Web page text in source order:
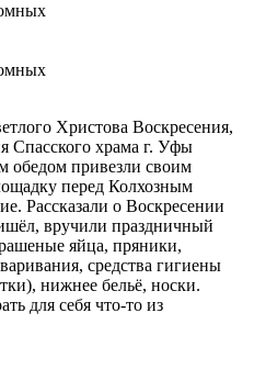
Христова Воскресения,
Спасского храма г. Уфы
обедом привезли своим
перед Колхозным
Рассказали о Воскресении
вручили праздничный
яйца, пряники,
средства гигиены
нижнее бельё, носки.
для себя что-то из